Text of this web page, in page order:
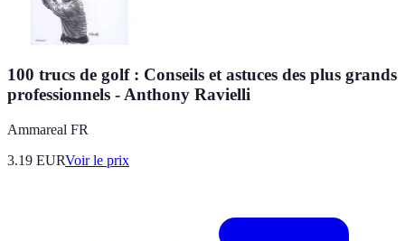
100 trucs de golf : Conseils et astuces des plus grands
professionnels - Anthony Ravielli
Ammareal FR
3.19 EURVoir le prix